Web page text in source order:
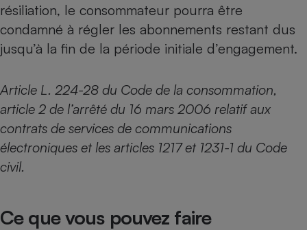
résiliation, le consommateur pourra être
condamné à régler les abonnements restant dus
jusqu’à la fin de la période initiale d’engagement.
Article L. 224-28 du Code de la consommation,
article 2 de l’arrêté du 16 mars 2006 relatif aux
contrats de services de communications
électroniques et les articles 1217 et 1231-1 du Code
civil.
Ce que vous pouvez faire